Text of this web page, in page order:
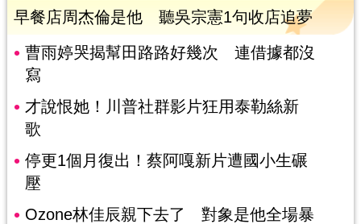
早餐店周杰倫是他 聽吳宗憲1句收店追夢
曹雨婷哭揭幫田路路好幾次 連借據都沒
寫
才說恨她！川普社群影片狂用泰勒絲新
歌
停更1個月復出！蔡阿嘎新片遭國小生碾
壓
Ozone林佳辰親下去了 對象是他全場暴